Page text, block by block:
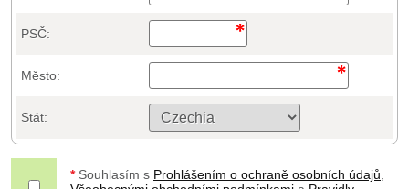
PSČ:
Město:
Stát:
* Souhlasím s Prohlášením o ochraně osobních údajů